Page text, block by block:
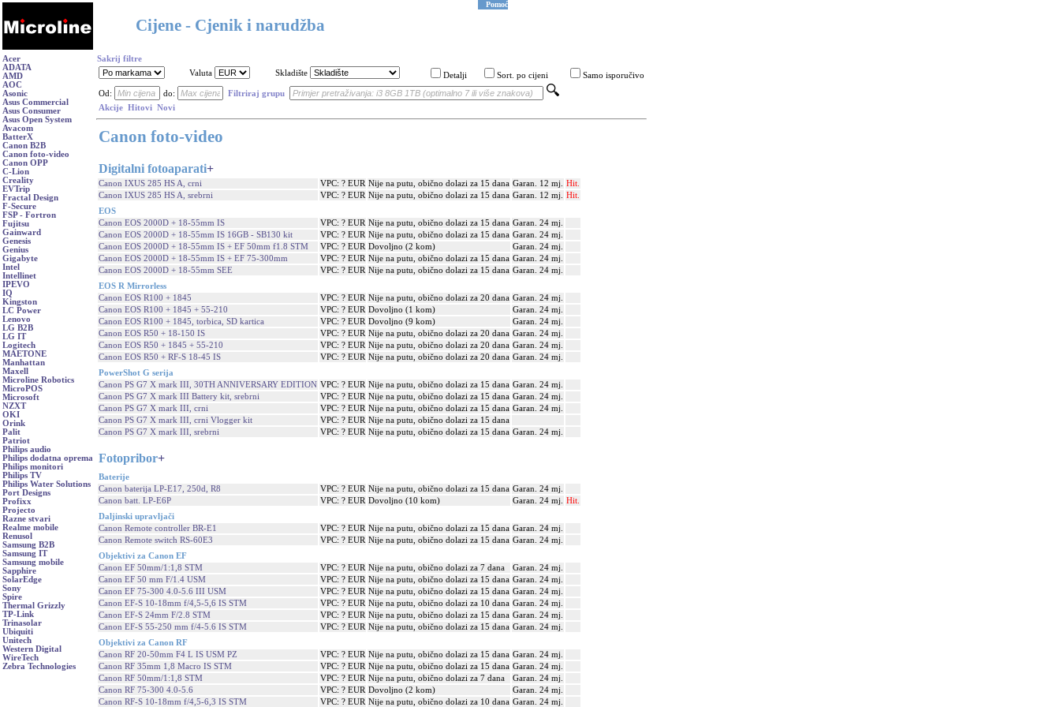
Cijene - Cjenik i narudžba
Pomoć
Acer
ADATA
AMD
AOC
Asonic
Asus Commercial
Asus Consumer
Asus Open System
Avacom
BatterX
Canon B2B
Canon foto-video
Canon OPP
C-Lion
Creality
EVTrip
Fractal Design
F-Secure
FSP - Fortron
Fujitsu
Gainward
Genesis
Genius
Gigabyte
Intel
Intellinet
IPEVO
IQ
Kingston
LC Power
Lenovo
LG B2B
LG IT
Logitech
MAETONE
Manhattan
Maxell
Microline Robotics
MicroPOS
Microsoft
NZXT
OKI
Orink
Palit
Patriot
Philips audio
Philips dodatna oprema
Philips monitori
Philips TV
Philips Water Solutions
Port Designs
Profixx
Projecto
Razne stvari
Realme mobile
Renusol
Samsung B2B
Samsung IT
Samsung mobile
Sapphire
SolarEdge
Sony
Spire
Thermal Grizzly
TP-Link
Trinasolar
Ubiquiti
Unitech
Western Digital
WireTech
Zebra Technologies
Sakrij filtre
Valuta
Skladište Detalji Sort. po cijeni Samo isporučivo
Od: do:
Filtriraj grupu
Akcije Hitovi Novi
Canon foto-video
Digitalni fotoaparati+
Canon IXUS 285 HS A, crni VPC: ? EUR Nije na putu, obično dolazi za 15 dana Garan. 12 mj.
Hit.
Canon IXUS 285 HS A, srebrni
VPC: ? EUR Nije na putu, obično dolazi za 15 dana Garan. 12 mj.
Hit.
EOS
Canon EOS 2000D + 18-55mm IS
VPC: ? EUR Nije na putu, obično dolazi za 15 dana Garan. 24 mj.
Canon EOS 2000D + 18-55mm IS 16GB - SB130 kit
VPC: ? EUR Nije na putu, obično dolazi za 15 dana Garan. 24 mj.
Canon EOS 2000D + 18-55mm IS + EF 50mm f1.8 STM
VPC: ? EUR Dovoljno (2 kom)
Garan. 24 mj.
Canon EOS 2000D + 18-55mm IS + EF 75-300mm
VPC: ? EUR Nije na putu, obično dolazi za 15 dana Garan. 24 mj.
Canon EOS 2000D + 18-55mm SEE
VPC: ? EUR Nije na putu, obično dolazi za 15 dana Garan. 24 mj.
EOS R Mirrorless
Canon EOS R100 + 1845
VPC: ? EUR Nije na putu, obično dolazi za 20 dana Garan. 24 mj.
Canon EOS R100 + 1845 + 55-210
VPC: ? EUR Dovoljno (1 kom)
Garan. 24 mj.
Canon EOS R100 + 1845, torbica, SD kartica
VPC: ? EUR Dovoljno (9 kom)
Garan. 24 mj.
Canon EOS R50 + 18-150 IS
VPC: ? EUR Nije na putu, obično dolazi za 20 dana Garan. 24 mj.
Canon EOS R50 + 1845 + 55-210
VPC: ? EUR Nije na putu, obično dolazi za 20 dana Garan. 24 mj.
Canon EOS R50 + RF-S 18-45 IS
VPC: ? EUR Nije na putu, obično dolazi za 20 dana Garan. 24 mj.
PowerShot G serija
Canon PS G7 X mark III, 30TH ANNIVERSARY EDITION VPC: ? EUR Nije na putu, obično dolazi za 15 dana Garan. 24 mj.
Canon PS G7 X mark III Battery kit, srebrni
VPC: ? EUR Nije na putu, obično dolazi za 15 dana Garan. 24 mj.
Canon PS G7 X mark III, crni
VPC: ? EUR Nije na putu, obično dolazi za 15 dana Garan. 24 mj.
Canon PS G7 X mark III, crni Vlogger kit
VPC: ? EUR Nije na putu, obično dolazi za 15 dana
Canon PS G7 X mark III, srebrni
VPC: ? EUR Nije na putu, obično dolazi za 15 dana Garan. 24 mj.
Fotopribor+
Baterije
Canon baterija LP-E17, 250d, R8
VPC: ? EUR Nije na putu, obično dolazi za 15 dana Garan. 24 mj.
Canon batt. LP-E6P
VPC: ? EUR Dovoljno (10 kom) Garan. 24 mj.
Hit.
Daljinski upravljači
Canon Remote controller BR-E1
VPC: ? EUR Nije na putu, obično dolazi za 15 dana Garan. 24 mj.
Canon Remote switch RS-60E3
VPC: ? EUR Nije na putu, obično dolazi za 15 dana Garan. 24 mj.
Objektivi za Canon EF
Canon EF 50mm/1:1,8 STM
VPC: ? EUR Nije na putu, obično dolazi za 7 dana
Garan. 24 mj.
Canon EF 50 mm F/1.4 USM
VPC: ? EUR Nije na putu, obično dolazi za 15 dana Garan. 24 mj.
Canon EF 75-300 4.0-5.6 III USM
VPC: ? EUR Nije na putu, obično dolazi za 15 dana Garan. 24 mj.
Canon EF-S 10-18mm f/4,5-5,6 IS STM
VPC: ? EUR Nije na putu, obično dolazi za 10 dana Garan. 24 mj.
Canon EF-S 24mm F/2.8 STM
VPC: ? EUR Nije na putu, obično dolazi za 15 dana Garan. 24 mj.
Canon EF-S 55-250 mm f/4-5.6 IS STM
VPC: ? EUR Nije na putu, obično dolazi za 15 dana Garan. 24 mj.
Objektivi za Canon RF
Canon RF 20-50mm F4 L IS USM PZ
VPC: ? EUR Nije na putu, obično dolazi za 15 dana Garan. 24 mj.
Canon RF 35mm 1,8 Macro IS STM
VPC: ? EUR Nije na putu, obično dolazi za 15 dana Garan. 24 mj.
Canon RF 50mm/1:1,8 STM
VPC: ? EUR Nije na putu, obično dolazi za 7 dana
Garan. 24 mj.
Canon RF 75-300 4.0-5.6
VPC: ? EUR Dovoljno (2 kom)
Garan. 24 mj.
Canon RF-S 10-18mm f/4,5-6,3 IS STM
VPC: ? EUR Nije na putu, obično dolazi za 10 dana Garan. 24 mj.